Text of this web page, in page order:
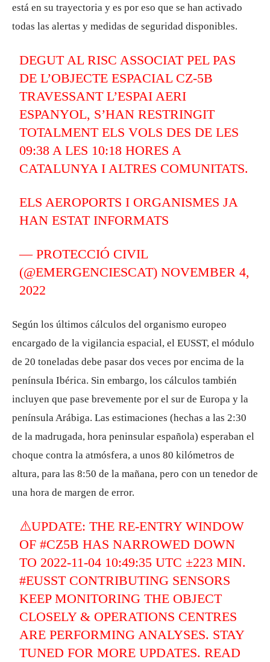
está en su trayectoria y es por eso que se han activado
todas las alertas y medidas de seguridad disponibles.
DEGUT AL RISC ASSOCIAT PEL PAS
DE L’OBJECTE ESPACIAL CZ-5B
TRAVESSANT L’ESPAI AERI
ESPANYOL, S’HAN RESTRINGIT
TOTALMENT ELS VOLS DES DE LES
09:38 A LES 10:18 HORES A
CATALUNYA I ALTRES COMUNITATS.
ELS AEROPORTS I ORGANISMES JA
HAN ESTAT INFORMATS
— PROTECCIÓ CIVIL
(@EMERGENCIESCAT)NOVEMBER 4,
2022
Según los últimos cálculos del organismo europeo
encargado de la vigilancia espacial, el EUSST, el módulo
de 20 toneladas debe pasar dos veces por encima de la
península Ibérica. Sin embargo, los cálculos también
incluyen que pase brevemente por el sur de Europa y la
península Arábiga. Las estimaciones (hechas a las 2:30
de la madrugada, hora peninsular española) esperaban el
choque contra la atmósfera, a unos 80 kilómetros de
altura, para las 8:50 de la mañana, pero con un tenedor de
una hora de margen de error.
⚠️UPDATE: THE RE-ENTRY WINDOW
OF#CZ5B HAS NARROWED DOWN
TO 2022-11-04 10:49:35 UTC ±223 MIN.
#EUSST CONTRIBUTING SENSORS
KEEP MONITORING THE OBJECT
CLOSELY & OPERATIONS CENTRES
ARE PERFORMING ANALYSES. STAY
TUNED FOR MORE UPDATES. READ